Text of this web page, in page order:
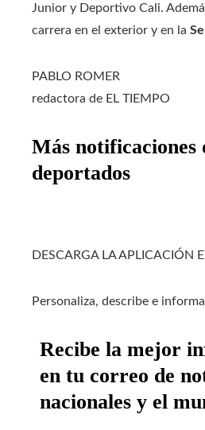
Junior y Deportivo Cali.
carrera en el exterior y en la
PABLO ROMER
redactora de EL TIEMPO
Más notificaciones
deportados
DESCARGA LA APLICACIÓN
Personaliza, describe e
Recibe la mejor
en tu correo de
nacionales y el